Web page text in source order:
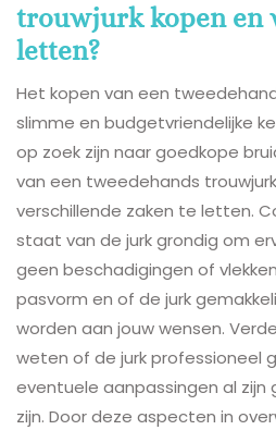
trouwjurk kopen en
letten?
Het kopen van een
slimme en budgetvriendelijke
op zoek zijn naar goedkope
van een tweedehands
verschillende zaken te letten.
staat van de jurk grondig om
geen beschadigingen of
pasvorm en of de jurk
worden aan jouw wensen.
weten of de jurk professioneel
eventuele aanpassingen al zijn
zijn. Door deze aspecten in